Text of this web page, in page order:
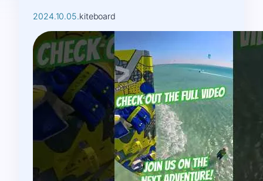
2024.10.05.kiteboard